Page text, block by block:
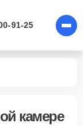
91-25
камере